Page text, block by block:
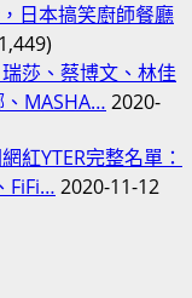
日本搞笑廚師餐廳
莎、蔡博文、林佳
、MASHA… 2020-
紅YTER完整名單：
FiFi… 2020-11-12